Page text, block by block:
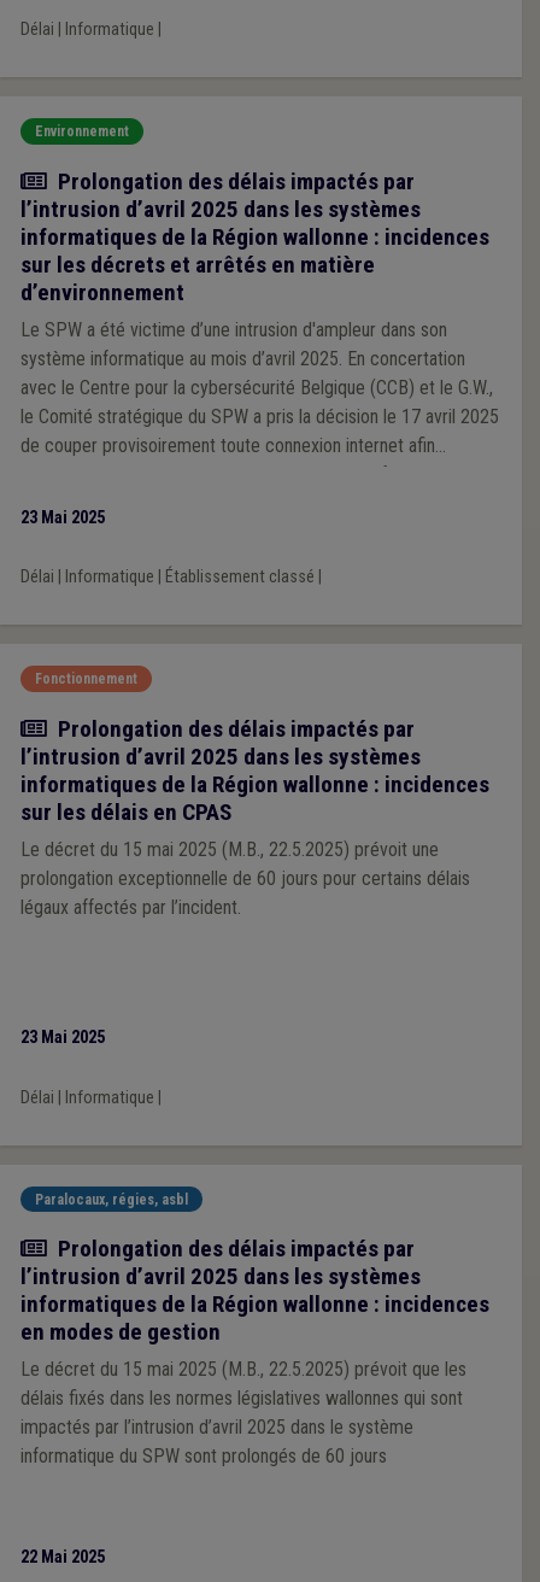
Délai Informatique
Environnement
Actualité
Prolongation des délais impactés par
l’intrusion d’avril 2025 dans les systèmes
informatiques de la Région wallonne : incidences
sur les décrets et arrêtés en matière
d’environnement
Le SPW a été victime d’une intrusion d'ampleur dans son
système informatique au mois d’avril 2025. En concertation
avec le Centre pour la cybersécurité Belgique (CCB) et le G.W.,
le Comité stratégique du SPW a pris la décision le 17 avril 2025
de couper provisoirement toute connexion internet afin
d'évaluer le niveau de compromission du parc informatique et
23 Mai 2025
Délai Informatique Établissement classé
Fonctionnement
Actualité
Prolongation des délais impactés par
l’intrusion d’avril 2025 dans les systèmes
informatiques de la Région wallonne : incidences
sur les délais en CPAS
Le décret du 15 mai 2025 (M.B., 22.5.2025) prévoit une
prolongation exceptionnelle de 60 jours pour certains délais
légaux affectés par l’incident.
23 Mai 2025
Délai Informatique
Paralocaux, régies, asbl
Actualité
Prolongation des délais impactés par
l’intrusion d’avril 2025 dans les systèmes
informatiques de la Région wallonne : incidences
en modes de gestion
Le décret du 15 mai 2025 (M.B., 22.5.2025) prévoit que les
délais fixés dans les normes législatives wallonnes qui sont
impactés par l’intrusion d’avril 2025 dans le système
informatique du SPW sont prolongés de 60 jours
22 Mai 2025